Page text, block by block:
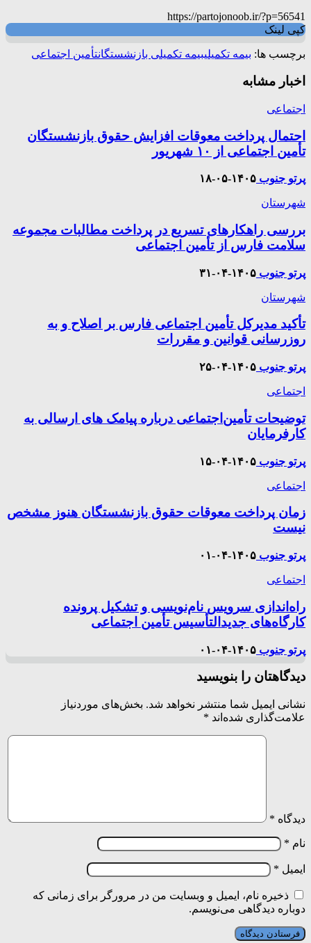
https://partojonoob.ir/?p=56541
کپی لینک
برچسب ها: بیمه تکمیلیبیمه تکمیلی بازنشستگانتأمین اجتماعی
اخبار مشابه
اجتماعی
احتمال پرداخت معوقات افزایش حقوق بازنشستگان
تأمین اجتماعی از ۱۰ شهریور
پرتو جنوب ۱۴۰۵-۰۵-۱۸
شهرستان
بررسی راهکارهای تسریع در پرداخت مطالبات مجموعه
سلامت فارس از تأمین اجتماعی
پرتو جنوب ۱۴۰۵-۰۴-۳۱
شهرستان
تأکید مدیرکل تأمین اجتماعی فارس بر اصلاح و به
روزرسانی قوانین و مقررات
پرتو جنوب ۱۴۰۵-۰۴-۲۵
اجتماعی
توضیحات تأمین‌اجتماعی درباره پیامک های ارسالی به
کارفرمایان
پرتو جنوب ۱۴۰۵-۰۴-۱۵
اجتماعی
زمان پرداخت معوقات حقوق بازنشستگان هنوز مشخص
نیست
پرتو جنوب ۱۴۰۵-۰۴-۰۱
اجتماعی
راه‌اندازی سرویس نام‌نویسی و تشکیل پرونده
کارگاه‌های جدیدالتأسیس تأمین اجتماعی
پرتو جنوب ۱۴۰۵-۰۴-۰۱
دیدگاهتان را بنویسید
نشانی ایمیل شما منتشر نخواهد شد. بخش‌های موردنیاز
علامت‌گذاری شده‌اند *
دیدگاه *
نام *
ایمیل *
ذخیره نام، ایمیل و وبسایت من در مرورگر برای زمانی که
دوباره دیدگاهی می‌نویسم.